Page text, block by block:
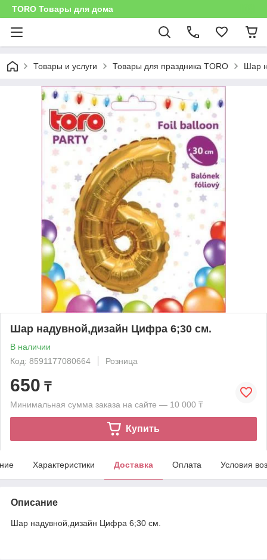
TORO Товары для дома
Товары и услуги Товары для праздника TORO Шар
Шар надувной,дизайн Цифра 6;30 см.
В наличии
Код: 8591177080664
Розница
650 ₸
Минимальная сумма заказа на сайте — 10 000 ₸
Купить
Характеристики Доставка Оплата Условия
Описание
Шар надувной,дизайн Цифра 6;30 см.